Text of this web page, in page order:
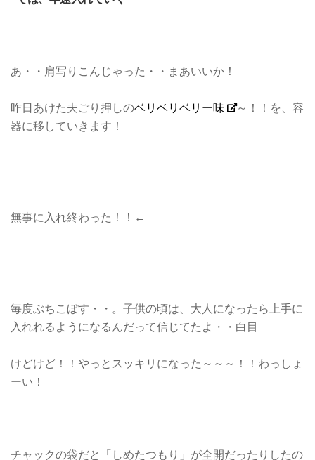
あ・・肩写りこんじゃった・・まあいいか！
昨日あけた夫ごり押しのベリベリベリー味
～！！を、容
器に移していきます！
無事に入れ終わった！！←
毎度ぶちこぼす・・。子供の頃は、大人になったら上手に
入れれるようになるんだって信じてたよ・・白目
けどけど！！やっとスッキリになった～～～！！わっしょ
ーい！
チャックの袋だと「しめたつもり」が全開だったりしたの